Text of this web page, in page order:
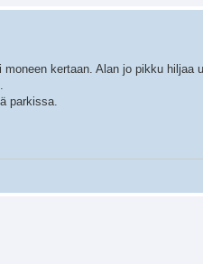
kertaan. Alan jo pikku hiljaa
parkissa.